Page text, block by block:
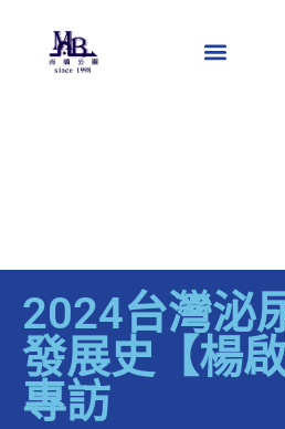
2024台灣泌
發展史【楊
專訪